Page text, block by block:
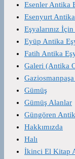
Esenler Antika
Esenyurt
Eşyalarınız
Eyüp Antika
Fatih Antika
Galeri (Antika
Gümüş
Gümüş Alanlar
Güngören
Hakkımızda
Halı
İkinci El Kitap